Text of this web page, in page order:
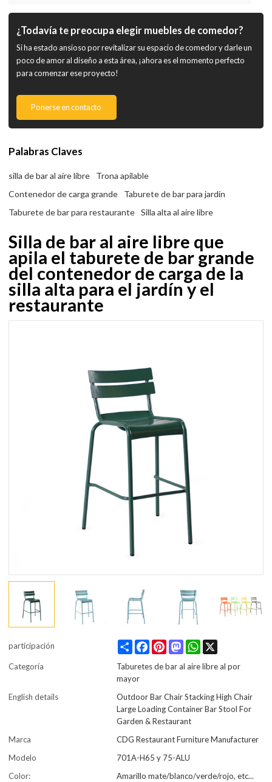
¿Todavía te preocupa elegir muebles de comedor?
Si ha estado ansioso por revitalizar su espacio de comedor y darle un
poco de amor al diseño a esta área, ¡ahora es el momento perfecto
para comenzar ese proyecto!
Ponerse en contacto
Palabras Claves
silla de bar al aire libre
Trona apilable
Contenedor de carga grande
Taburete de bar para jardín
Taburete de bar para restaurante
Silla alta al aire libre
Silla de bar al aire libre que
apila el taburete de bar grande
del contenedor de carga de la
silla alta para el jardín y el
restaurante
participación Share FacebookPinterestMastodonWhatsApp
Categoría
Taburetes de bar al aire libre al por
mayor
English details
Outdoor Bar Chair Stacking High Chair
Large Loading Container Bar Stool For
Garden & Restaurant
Marca
CDG Restaurant Furniture Manufacturer
Modelo
701A-H65 y 75-ALU
Color:
Amarillo mate/blanco/verde/rojo, etc...